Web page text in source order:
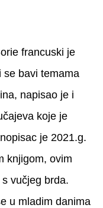
francuski je
se bavi temama
napisao je i
koje je
je 2021.g.
knjigom, ovim
vučjeg brda.
u mladim danima